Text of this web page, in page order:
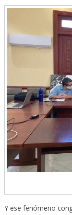
Y ese fenómeno